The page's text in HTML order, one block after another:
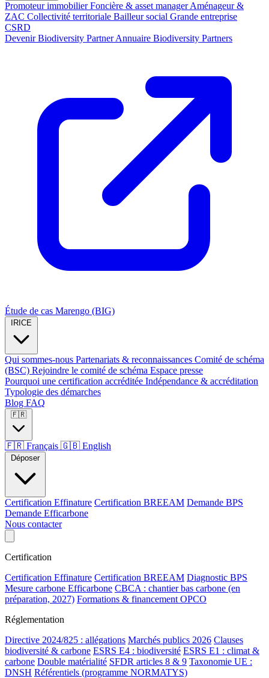
Promoteur immobilierFoncière & asset managerAménageur &
ZAC Collectivité territoriale Bailleur social Grande entreprise
CSRD
Devenir Biodiversity PartnerAnnuaire Biodiversity Partners
Étude de cas Marengo (BIG)
IRICE
Qui sommes-nous Partenariats & reconnaissances Comité de schéma
(BSC) Rejoindre le comité de schéma Espace presse
Pourquoi une certification accréditée Indépendance & accréditation
Typologie des démarches
Blog FAQ
🇫🇷
🇫🇷 Français 🇬🇧 English
Déposer
Certification Effinature Certification BREEAM Demande BPS
Demande Efficarbone
Nous contacter
Certification
Certification Effinature Certification BREEAM Diagnostic BPS
Mesure carbone Efficarbone CBCA : chantier bas carbone (en
préparation, 2027) Formations & financement OPCO
Réglementation
Directive 2024/825 : allégations Marchés publics 2026 Clauses
biodiversité & carbone ESRS E4 : biodiversité ESRS E1 : climat &
carbone Double matérialité SFDR articles 8 & 9 Taxonomie UE :
DNSH Référentiels (programme NORMATYS)